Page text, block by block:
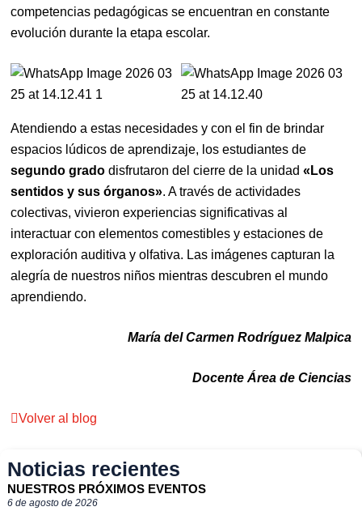
Noticias recientes
NUESTROS PRÓXIMOS EVENTOS
6 de agosto de 2026
competencias pedagógicas se encuentran en constante
evolución durante la etapa escolar.
Atendiendo a estas necesidades y con el fin de brindar
espacios lúdicos de aprendizaje, los estudiantes de
segundo grado disfrutaron del cierre de la unidad«Los
sentidos y sus órganos». A través de actividades
colectivas, vivieron experiencias significativas al
interactuar con elementos comestibles y estaciones de
exploración auditiva y olfativa. Las imágenes capturan la
alegría de nuestros niños mientras descubren el mundo
aprendiendo.
María del Carmen Rodríguez Malpica
Docente Área de Ciencias
Volver al blog